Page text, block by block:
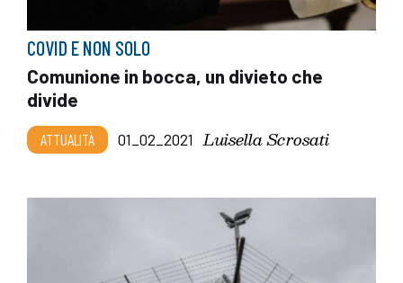
COVID E NON SOLO
Comunione in bocca, un divieto che
divide
ATTUALITÀ 01_02_2021 Luisella Scrosati